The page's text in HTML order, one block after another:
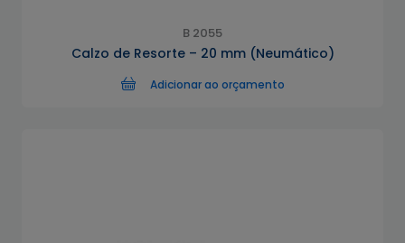
B 2055
Calzo de Resorte – 20 mm (Neumático)
Adicionar ao orçamento